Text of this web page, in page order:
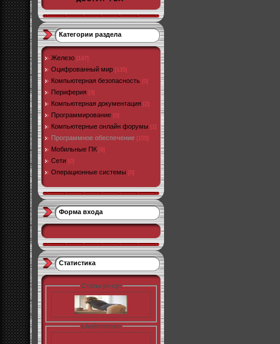
Категории раздела
Железо [147]
Оцифрованный мир [135]
Компьютерная безопасность [0]
Периферия [3]
Компьютерная документация [2]
Программирование [0]
Компьютерные онлайн форумы [1]
Программное обеспечение [155]
Мобильные ПК [9]
Сети [0]
Операционные системы [0]
Форма входа
Статистика
Статы pr-cy:
LiveInternet: